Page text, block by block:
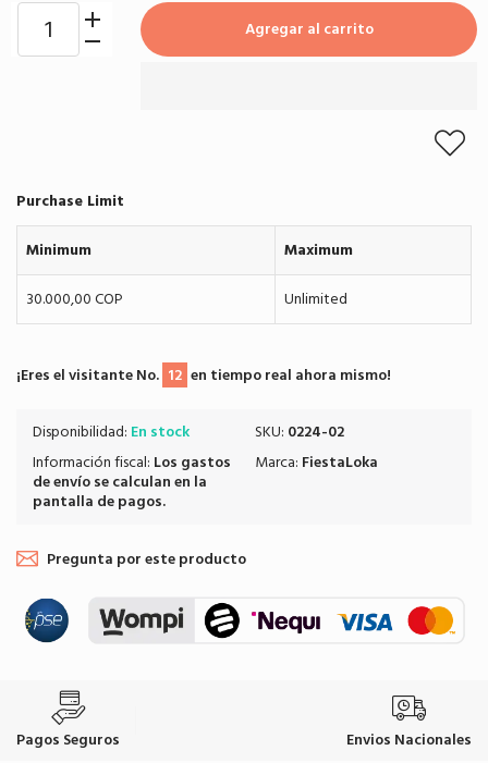
¡Eres el visitante No. 12 en tiempo real ahora mismo!
Disponibilidad: En stock
Información fiscal: Los gastos
de envíose calculan en la
pantalla de pagos.
SKU: 0224-02
Marca: FiestaLoka
Agregar al carrito
Purchase Limit
Minimum
Maximum
30.000,00 COP
Unlimited
Pregunta por este producto
Pagos Seguros Envios Nacionales